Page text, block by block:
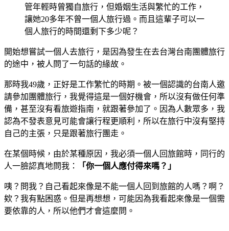
管年輕時曾獨自旅行，但婚姻生活與繁忙的工作，
讓她20多年不曾一個人旅行過。而且這輩子可以一
個人旅行的時間還剩下多少呢？
開始想嘗試一個人去旅行，是因為發生在去台灣台南團體旅行
的途中，被人問了一句話的緣故。
那時我49歲，正好是工作繁忙的時期。被一個認識的台南人邀
請參加團體旅行，我覺得這是一個好機會，所以沒有做任何準
備，甚至沒有看旅遊指南，就跟著參加了。因為人數眾多，我
認為不發表意見可能會讓行程更順利，所以在旅行中沒有堅持
自己的主張，只是跟著旅行團走。
在某個時候，由於某種原因，我必須一個人回旅館時，同行的
人一臉認真地問我：
「你一個人應付得來嗎？」
咦？問我？自己看起來像是不能一個人回到旅館的人嗎？啊？
欸？我有點困惑。但是再想想，可能因為我看起來像是一個需
要依靠的人，所以他們才會這麼問。